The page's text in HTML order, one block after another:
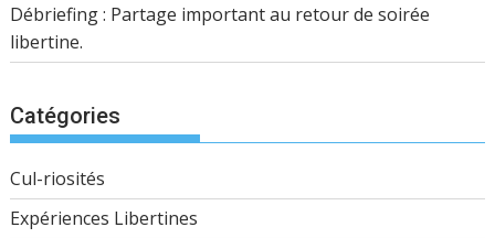
Débriefing : Partage important au retour de soirée
libertine.
Catégories
Cul-riosités
Expériences Libertines